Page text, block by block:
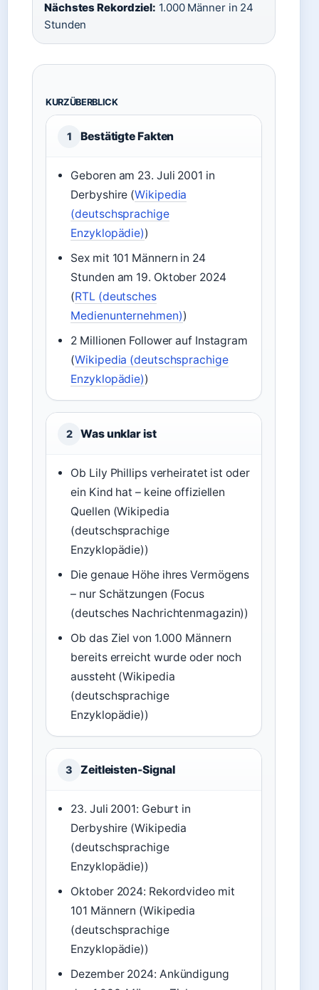
Nächstes Rekordziel: 1.000 Männer in 24
Stunden
KURZÜBERBLICK
1 Bestätigte Fakten
Geboren am 23. Juli 2001 in
Derbyshire (Wikipedia
(deutschsprachige
Enzyklopädie))
Sex mit 101 Männern in 24
Stunden am 19. Oktober 2024
(RTL (deutsches
Medienunternehmen))
2 Millionen Follower auf Instagram
(Wikipedia (deutschsprachige
Enzyklopädie))
2 Was unklar ist
Ob Lily Phillips verheiratet ist oder
ein Kind hat – keine offiziellen
Quellen (Wikipedia
(deutschsprachige
Enzyklopädie))
Die genaue Höhe ihres Vermögens
– nur Schätzungen (Focus
(deutsches Nachrichtenmagazin))
Ob das Ziel von 1.000 Männern
bereits erreicht wurde oder noch
aussteht (Wikipedia
(deutschsprachige
Enzyklopädie))
3 Zeitleisten-Signal
23. Juli 2001: Geburt in
Derbyshire (Wikipedia
(deutschsprachige
Enzyklopädie))
Oktober 2024: Rekordvideo mit
101 Männern (Wikipedia
(deutschsprachige
Enzyklopädie))
Dezember 2024: Ankündigung